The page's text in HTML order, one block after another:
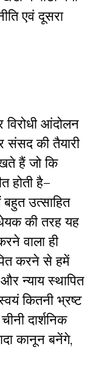
एवं‌ दूसरा
आंदोलन
संसद की तैयारी
हैं जो कि
होती है–
उत्साहित
की तरह यह
वाला ही
करने से हमें
न्याय स्थापित
कितनी भ्रष्ट
दार्शनिक
कानून बनेंगे,